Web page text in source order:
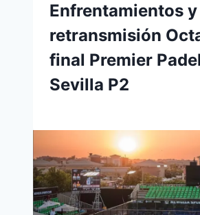
Enfrentamientos y
retransmisión
final Premier Padel
Sevilla P2